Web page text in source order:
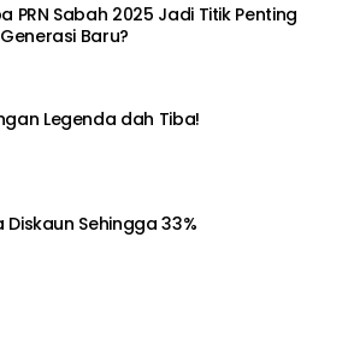
PRN Sabah 2025 Jadi Titik Penting
Baru?
Legenda dah Tiba!
Diskaun Sehingga 33%